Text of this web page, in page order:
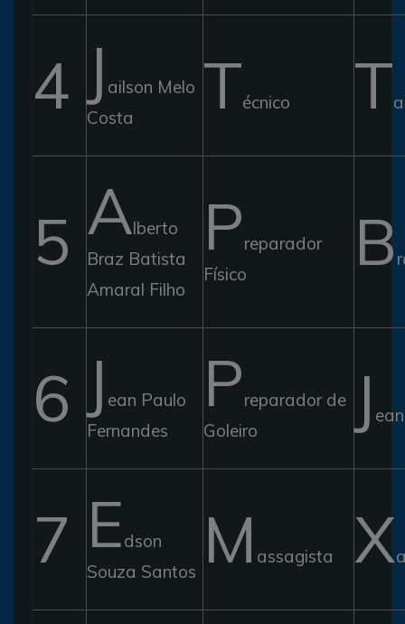
4 J ailson Melo
Costa
Técnico T
5 Alberto
Braz Batista
Amaral Filho
Preparador
Físico
B
6 J ean Paulo
Fernandes
Preparador de
Goleiro
J ean
7 Edson
Souza Santos
M assagista X